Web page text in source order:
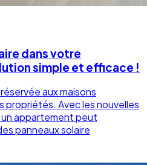
dans votre
simple et efficace !
aux maisons
propriétés. Avec les nouvelles
appartement peut
panneaux solaire